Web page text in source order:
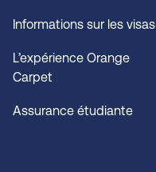
Informations sur les visas
L’expérience Orange
Carpet
Assurance étudiante